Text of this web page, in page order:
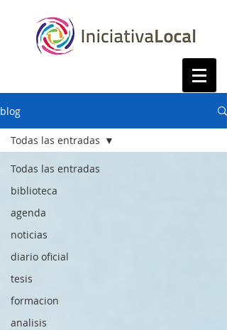
blog
Todas las entradas
biblioteca
agenda
noticias
diario oficial
tesis
formacion
analisis
Todas las entradas